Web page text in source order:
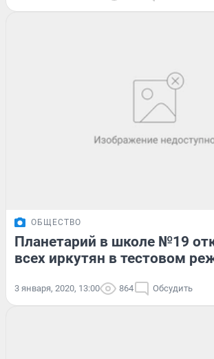
ОБЩЕСТВО
Планетарий в школе №19
всех иркутян в тестовом
3 января, 2020, 13:00 864 Обсудить